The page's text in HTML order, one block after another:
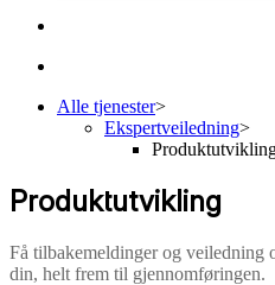
Alle tjenester>
Ekspertveiledning>
Produktutvikling
Få tilbakemeldinger og veiledning
din, helt frem til gjennomføringen.